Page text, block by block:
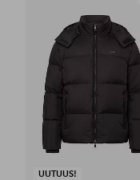
UUTUUS!